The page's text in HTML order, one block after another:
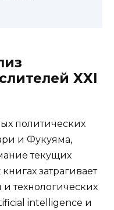
XXI
политических
и Фукуяма,
текущих
затрагивает
технологических
intelligence и